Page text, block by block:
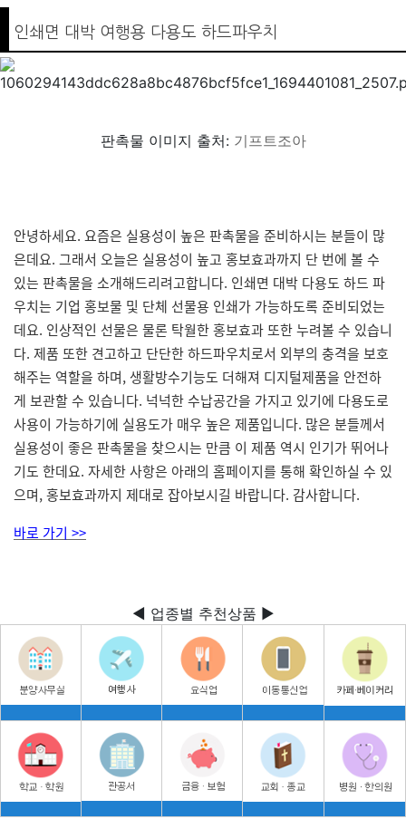
인쇄면 대박 여행용 다용도 하드파우치
판촉물 이미지 출처: 기프트조아
안녕하세요. 요즘은 실용성이 높은 판촉물을 준비하시는 분들이 많
은데요. 그래서 오늘은 실용성이 높고 홍보효과까지 단 번에 볼 수
있는 판촉물을 소개해드리려고합니다. 인쇄면 대박 다용도 하드 파
우치는 기업 홍보물 및 단체 선물용 인쇄가 가능하도록 준비되었는
데요. 인상적인 선물은 물론 탁월한 홍보효과 또한 누려볼 수 있습니
다. 제품 또한 견고하고 단단한 하드파우치로서 외부의 충격을 보호
해주는 역할을 하며, 생활방수기능도 더해져 디지털제품을 안전하
게 보관할 수 있습니다. 넉넉한 수납공간을 가지고 있기에 다용도로
사용이 가능하기에 실용도가 매우 높은 제품입니다. 많은 분들께서
실용성이 좋은 판촉물을 찾으시는 만큼 이 제품 역시 인기가 뛰어나
기도 한데요. 자세한 사항은 아래의 홈페이지를 통해 확인하실 수 있
으며, 홍보효과까지 제대로 잡아보시길 바랍니다. 감사합니다.
바로 가기 >>
◀ 업종별 추천상품 ▶